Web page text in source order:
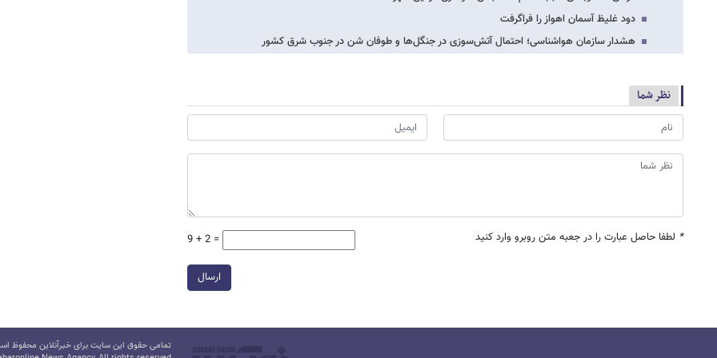
دود غلیظ آسمان اهواز را فراگرفت
هشدار سازمان هواشناسی؛ احتمال آتش‌سوزی در جنگل‌ها و طوفان شن در جنوب شرق کشور
نظر شما
* لطفا حاصل عبارت را در جعبه متن روبرو وارد کنید 9 + 2 =
ارسال
تمامی حقوق این سایت برای خبرآنلاین محفوظ